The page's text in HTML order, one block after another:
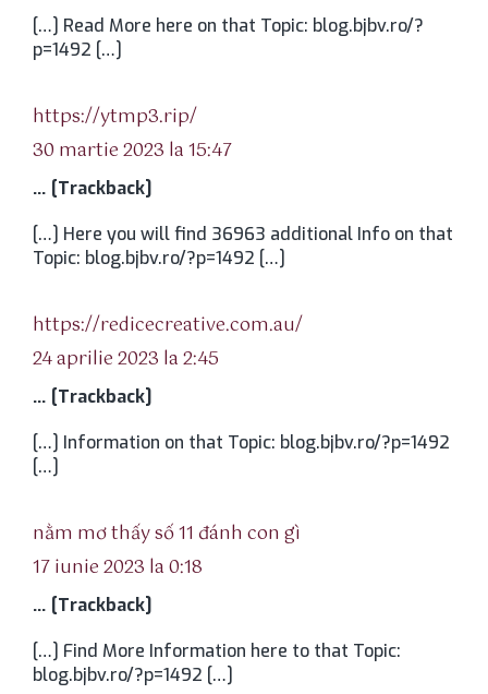
[…] Read More here on that Topic: blog.bjbv.ro/?
p=1492 […]
https://ytmp3.rip/spune:
30 martie 2023 la 15:47
… [Trackback]
[…] Here you will find 36963 additional Info on that
Topic: blog.bjbv.ro/?p=1492 […]
https://redicecreative.com.au/spune:
24 aprilie 2023 la 2:45
… [Trackback]
[…] Information on that Topic: blog.bjbv.ro/?p=1492
[…]
nằm mơ thấy số 11 đánh con gì
17 iunie 2023 la 0:18
… [Trackback]
[…] Find More Information here to that Topic:
blog.bjbv.ro/?p=1492 […]